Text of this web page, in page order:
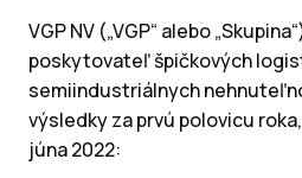
VGP NV („VGP“ alebo
poskytovateľ špičkových
semiindustriálnych
výsledky za prvú polovicu
júna 2022: